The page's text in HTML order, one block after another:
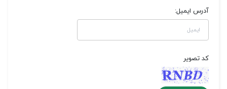
آدرس ایمیل:
کد تصویر